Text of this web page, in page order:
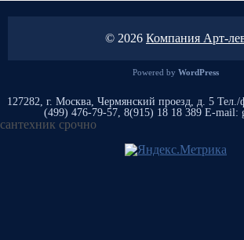
© 2026 Компания Арт-
Powered by WordPress
127282, г. Москва, Чермянский проезд, д. 5
(499) 476-79-57, 8(915) 18 18 389 E-mail:
сантехник срочно